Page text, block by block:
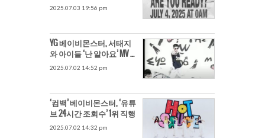
로벌 팬 ‘기대’
2025.07.03 19:56 pm
YG 베이비몬스터, 서태지
와 아이들 ‘난 알아요’ MV 오
마주..호평
2025.07.02 14:52 pm
‘컴백’ 베이비몬스터, ‘유튜
브 24시간 조회수’ 1위 직행
2025.07.02 14:32 pm